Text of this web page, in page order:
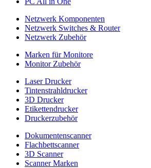
Netzwerk Komponenten
Netzwerk Switches & Router
Netzwerk Zubehör
Marken für Monitore
Monitor Zubehör
Laser Drucker
Tintenstrahldrucker
3D Drucker
Etikettendrucker
Druckerzubehör
Dokumentenscanner
Flachbettscanner
3D Scanner
Scanner Marken